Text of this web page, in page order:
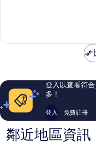
極
評
論
登入以查看符
多！
登入 免費註冊
鄰近地區資訊